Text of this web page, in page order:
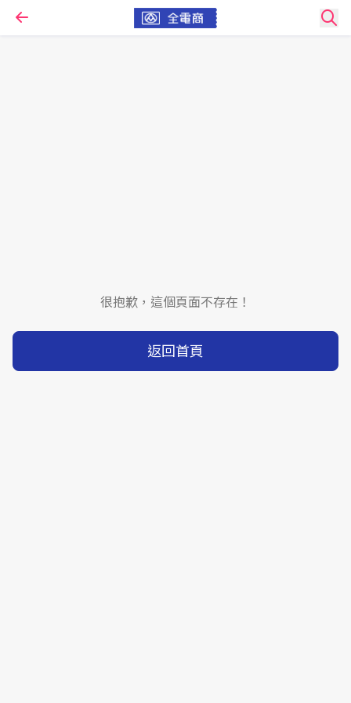
很抱歉，這個頁面不存在！
返回首頁